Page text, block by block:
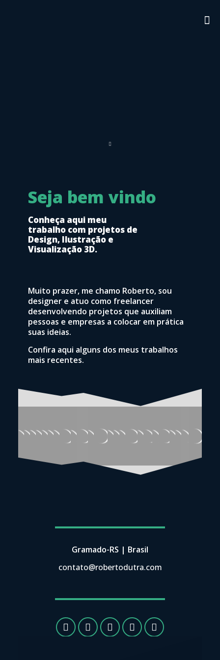
Seja bem vindo
Conheça aqui meu
trabalho com projetos de
Design, Ilustração e
Visualização 3D.
Muito prazer, me chamo Roberto, sou
designer e atuo como freelancer
desenvolvendo projetos que auxiliam
pessoas e empresas a colocar em prática
suas ideias.
Confira aqui alguns dos meus trabalhos
mais recentes.
Gramado-RS | Brasil
contato@robertodutra.com